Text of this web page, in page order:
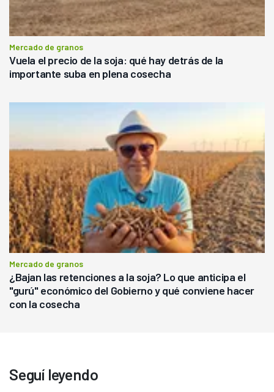
Mercado de granos
Vuela el precio de la soja: qué hay detrás de la
importante suba en plena cosecha
Mercado de granos
¿Bajan las retenciones a la soja? Lo que anticipa el
"gurú" económico del Gobierno y qué conviene hacer
con la cosecha
Seguí leyendo